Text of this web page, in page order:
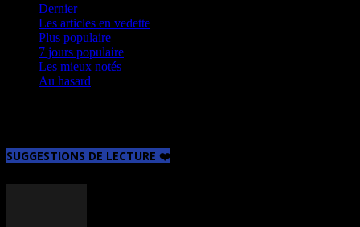
Dernier
Les articles en vedette
Plus populaire
7 jours populaire
Les mieux notés
Au hasard
SUGGESTIONS DE LECTURE ❤️